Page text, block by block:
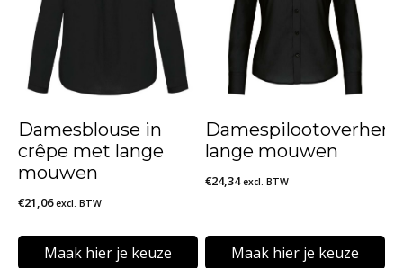
variaties.
Deze
optie
gekozen
worden
op
productpagina
variaties.
Deze
optie
gekozen
productpagina
Damesblouse in
crêpe met lange
mouwen
€21,06 excl. BTW
Maak hier je keuze
lange mouwen
€24,34 excl. BTW
Maak hier je keuze